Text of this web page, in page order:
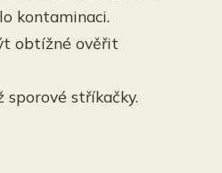
kontaminaci.
obtížné ověřit
stříkačky.